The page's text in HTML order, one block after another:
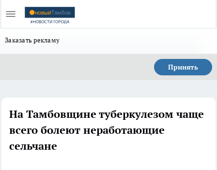
Заказать рекламу
Принять
На Тамбовщине туберкулезом чаще
всего болеют неработающие
сельчане